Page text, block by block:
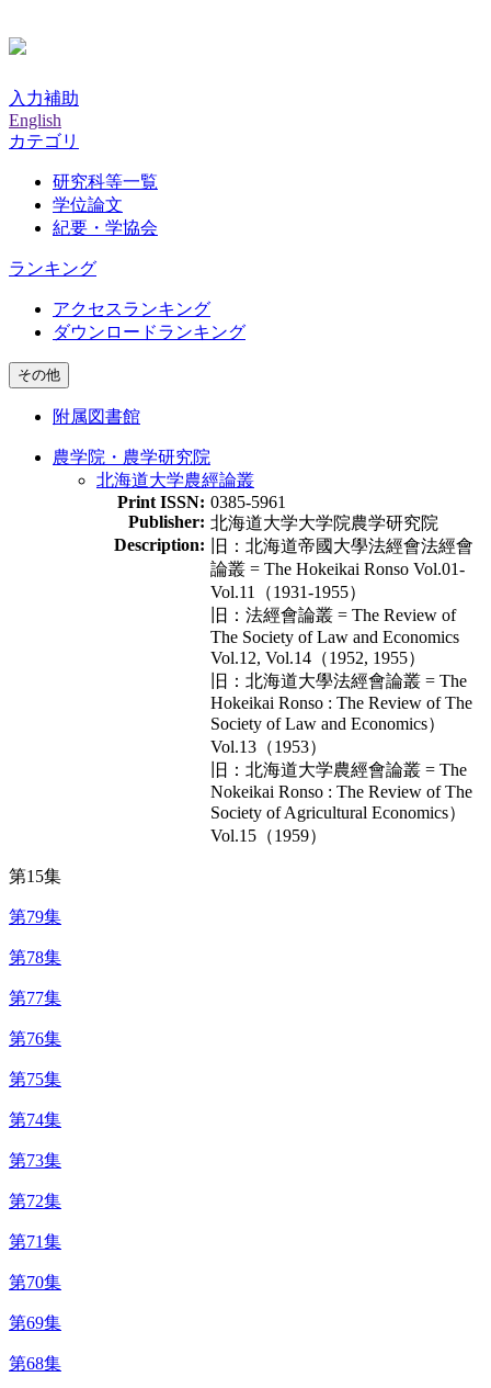
入力補助
English
カテゴリ
研究科等一覧
学位論文
紀要・学協会
ランキング
アクセスランキング
ダウンロードランキング
その他
附属図書館
農学院・農学研究院
北海道大学農經論叢
Print ISSN: 0385-5961
Publisher: 北海道大学大学院農学研究院
Description:
旧：北海道帝國大學法經會法經會
論叢 = The Hokeikai Ronso Vol.01-
Vol.11（1931-1955）
旧：法經會論叢 = The Review of
The Society of Law and Economics
Vol.12, Vol.14（1952, 1955）
旧：北海道大學法經會論叢 = The
Hokeikai Ronso : The Review of The
Society of Law and Economics）
Vol.13（1953）
旧：北海道大学農經會論叢 = The
Nokeikai Ronso : The Review of The
Society of Agricultural Economics）
Vol.15（1959）
第15集
第79集
第78集
第77集
第76集
第75集
第74集
第73集
第72集
第71集
第70集
第69集
第68集